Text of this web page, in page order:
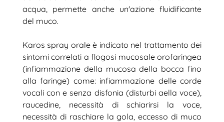
acqua, permette anche un'azione fluidificante
del muco.
Karos spray orale è indicato nel trattamento dei
sintomi correlati a flogosi mucosale orofaringea
(infiammazione della mucosa della bocca fino
alla faringe) come: infiammazione delle corde
vocali con e senza disfonia (disturbi aella voce),
raucedine, necessità di schiarirsi la voce,
necessità di raschiare la gola, eccesso di muco